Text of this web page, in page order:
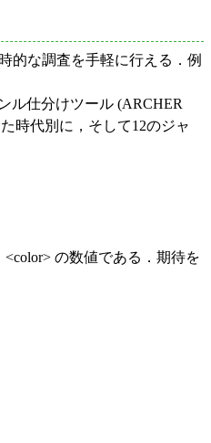
的な調査を手軽に行える．例
ル仕分けツール (ARCHER
時代別に，そして12のジャ
の数値である．期待を